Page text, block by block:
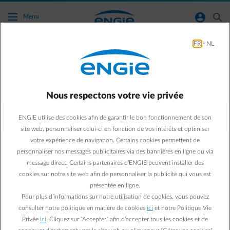
Accéder au contenu principal
Menu normal-account-circle search
Comment vérifier la quantité d'énergie
produite par mois par mes panneaux
solaires ?
arrow-left Retour à la page contact
Pour suivre la production mensuelle d'électricité de vos panneaux
solaires, vous disposez de 2 méthodes. Vous pouvez faire installer
boxx chez vous. Ce thermostat intelligent mesure en continu votre
boxx, en indiquant chaque mois vos relevés de compteur online.
Indiquer mes relevés de compteur
FR - NL
Nous respectons votre vie privée
ENGIE utilise des cookies afin de garantir le bon fonctionnement de son
site web, personnaliser celui-ci en fonction de vos intérêts et optimiser
votre expérience de navigation. Certains cookies permettent de
personnaliser nos messages publicitaires via des bannières en ligne ou via
message direct. Certains partenaires d’ENGIE peuvent installer des
cookies sur notre site web afin de personnaliser la publicité qui vous est
présentée en ligne.
Pour plus d’informations sur notre utilisation de cookies, vous pouvez
consulter notre politique en matière de cookies ici et notre Politique Vie
Privée ici . Cliquez sur "Accepter" afin d’accepter tous les cookies et de